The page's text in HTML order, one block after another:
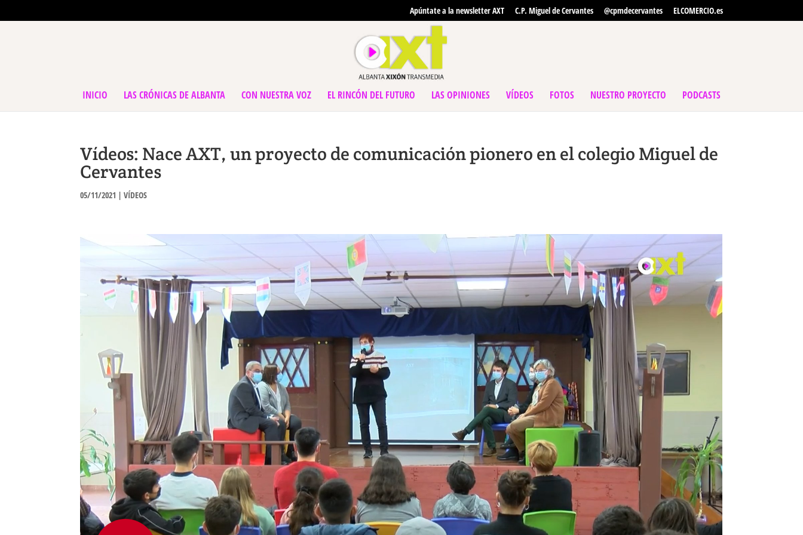
Apúntate a la newsletter AXT C.P. Miguel de Cervantes @cpmdecervantes ELCOMERCIO.es
INICIO LAS CRÓNICAS DE ALBANTA CON NUESTRA VOZ EL RINCÓN DEL FUTURO LAS OPINIONES VÍDEOS FOTOS NUESTRO PROYECTO PODCASTS
Vídeos: Nace AXT, un proyecto de comunicación pionero en el colegio Miguel de
Cervantes
05/11/2021 |VÍDEOS